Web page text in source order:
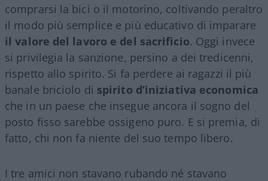
comprarsi la bici o il motorino, coltivando peraltro
il modo più semplice e più educativo di imparare
il valore del lavoro e del sacrificio. Oggi invece
si privilegia la sanzione, persino a dei tredicenni,
rispetto allo spirito. Si fa perdere ai ragazzi il più
banale briciolo di spirito d’iniziativa economica
che in un paese che insegue ancora il sogno del
posto fisso sarebbe ossigeno puro. E si premia, di
fatto, chi non fa niente del suo tempo libero.
I tre amici non stavano rubando né stavano